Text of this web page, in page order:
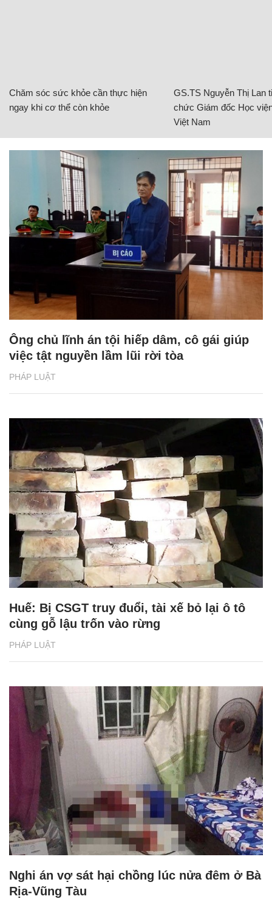
Chăm sóc sức khỏe cần thực hiện
ngay khi cơ thể còn khỏe
GS.TS Nguyễn Thị Lan
chức Giám đốc Học
Việt Nam
PHÁP LUẬT
Ông chủ lĩnh án tội hiếp dâm, cô gái giúp
việc tật nguyền lầm lũi rời tòa
PHÁP LUẬT
Huế: Bị CSGT truy đuổi, tài xế bỏ lại ô tô
cùng gỗ lậu trốn vào rừng
Nghi án vợ sát hại chồng lúc nửa đêm ở Bà
Rịa-Vũng Tàu